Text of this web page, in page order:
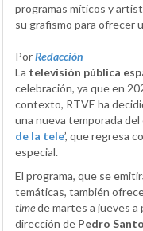
programas míticos y
su grafismo para ofrecer
PorRedacción
La televisión pública
celebración, ya que en
contexto, RTVE ha
una nueva temporada del
de la tele’, que regresa
especial.
El programa, que se
temáticas, también
timede martes a jueves a
dirección de Pedro